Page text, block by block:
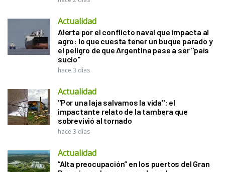
Actualidad
Alerta por el conflicto naval que impacta al
agro: lo que cuesta tener un buque parado y
el peligro de que Argentina pase a ser "país
sucio"
hace 3 días
Actualidad
"Por una laja salvamos la vida": el
impactante relato de la tambera que
sobrevivió al tornado
hace 3 días
Actualidad
“Alta preocupación” en los puertos del Gran